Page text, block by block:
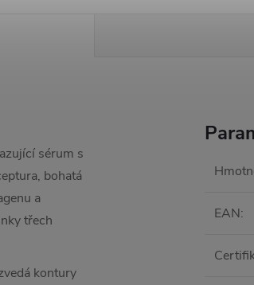
sérum s
bohatá
a
třech
kontury
EAN: